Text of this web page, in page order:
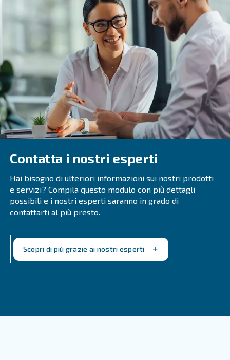
e danni alle apparecchiature, con conseguenti costose
di fermo macchina.
Mantiene la qualità del prodotto
: in applicazioni quali
bevande o prodotti farmaceutici, l'umidità può
compromettendo la qualità e la sicurezza.
Maggiore efficienza
: l'aria secca migliora l'efficienza
attrezzature pneumatiche, riducendo il consumo
esercizio.
Il parere dell'esperto
La gestione dell'umidità dell'aria compressa è
mantenere l'efficienza, l'affidabilità e la durata dei
compressa. Comprendendo le cause dell'accumulo di
utilizzando strategie efficaci di rimozione dell'umidità, è
problemi.
Per prestazioni ottimali sono essenziali una